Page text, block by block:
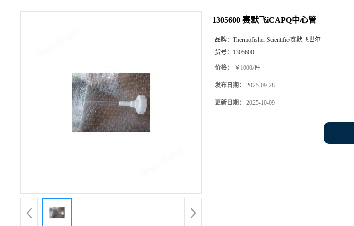
1305600 赛默飞iCAPQ中心管
品牌： Thermofisher Scientific/赛默飞世尔
货号： 1305600
价格： ￥1000/件
发布日期： 2025-09-28
更新日期： 2025-10-09